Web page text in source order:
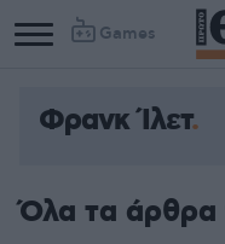
Games
Φρανκ Ίλετ
Όλα τα